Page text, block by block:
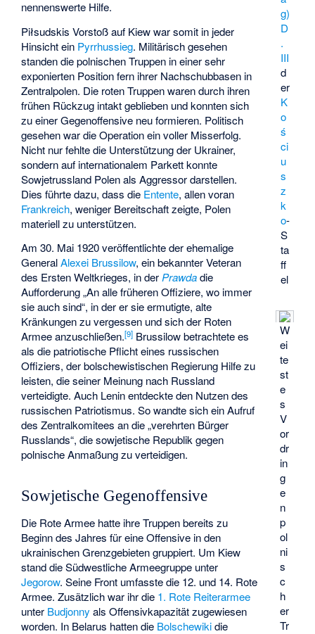
g)
D
.
III
d
er
K
o
ś
ci
u
s
z
k
o-
S
ta
ff
el
W
ei
te
st
e
s
V
or
dr
in
g
e
n
p
ol
ni
s
c
h
er
Tr
nennenswerte Hilfe.
Piłsudskis Vorstoß auf Kiew war somit in jeder
Hinsicht ein Pyrrhussieg. Militärisch gesehen
standen die polnischen Truppen in einer sehr
exponierten Position fern ihrer Nachschubbasen in
Zentralpolen. Die roten Truppen waren durch ihren
frühen Rückzug intakt geblieben und konnten sich
zu einer Gegenoffensive neu formieren. Politisch
gesehen war die Operation ein voller Misserfolg.
Nicht nur fehlte die Unterstützung der Ukrainer,
sondern auf internationalem Parkett konnte
Sowjetrussland Polen als Aggressor darstellen.
Dies führte dazu, dass die Entente, allen voran
Frankreich, weniger Bereitschaft zeigte, Polen
materiell zu unterstützen.
Am 30. Mai 1920 veröffentlichte der ehemalige
GeneralAlexei Brussilow, ein bekannter Veteran
des Ersten Weltkrieges, in derPrawdadie
Aufforderung „An alle früheren Offiziere, wo immer
sie auch sind“, in der er sie ermutigte, alte
Kränkungen zu vergessen und sich der Roten
Armee anzuschließen.[9] Brussilow betrachtete es
als die patriotische Pflicht eines russischen
Offiziers, der bolschewistischen Regierung Hilfe zu
leisten, die seiner Meinung nach Russland
verteidigte. Auch Lenin entdeckte den Nutzen des
russischen Patriotismus. So wandte sich ein Aufruf
des Zentralkomitees an die „verehrten Bürger
Russlands“, die sowjetische Republik gegen
polnische Anmaßung zu verteidigen.
Sowjetische Gegenoffensive
Die Rote Armee hatte ihre Truppen bereits zu
Beginn des Jahres für eine Offensive in den
ukrainischen Grenzgebieten gruppiert. Um Kiew
stand die Südwestliche Armeegruppe unter
Jegorow. Seine Front umfasste die 12. und 14. Rote
Armee. Zusätzlich war ihr die 1. Rote Reiterarmee
unter Budjonny als Offensivkapazität zugewiesen
worden. In Belarus hatten die Bolschewikidie